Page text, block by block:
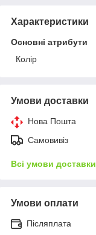
Характеристики
Основні атрибути
Колір
Умови доставки
Нова Пошта
Самовивіз
Всі умови доставки
Умови оплати
Післяплата